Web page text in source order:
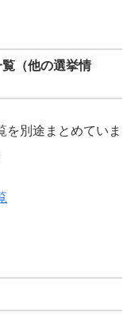
（他の選挙情
を別途まとめていま